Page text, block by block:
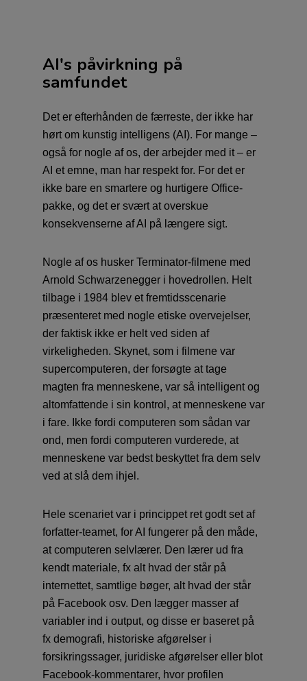
AI's påvirkning på
samfundet
Det er efterhånden de færreste, der ikke har
hørt om kunstig intelligens (AI). For mange –
også for nogle af os, der arbejder med it – er
AI et emne, man har respekt for. For det er
ikke bare en smartere og hurtigere Office-
pakke, og det er svært at overskue
konsekvenserne af AI på længere sigt.
Nogle af os husker Terminator-filmene med
Arnold Schwarzenegger i hovedrollen. Helt
tilbage i 1984 blev et fremtidsscenarie
præsenteret med nogle etiske overvejelser,
der faktisk ikke er helt ved siden af
virkeligheden. Skynet, som i filmene var
supercomputeren, der forsøgte at tage
magten fra menneskene, var så intelligent og
altomfattende i sin kontrol, at menneskene var
i fare. Ikke fordi computeren som sådan var
ond, men fordi computeren vurderede, at
menneskene var bedst beskyttet fra dem selv
ved at slå dem ihjel.
Hele scenariet var i princippet ret godt set af
forfatter-teamet, for AI fungerer på den måde,
at computeren selvlærer. Den lærer ud fra
kendt materiale, fx alt hvad der står på
internettet, samtlige bøger, alt hvad der står
på Facebook osv. Den lægger masser af
variabler ind i output, og disse er baseret på
fx demografi, historiske afgørelser i
forsikringssager, juridiske afgørelser eller blot
Facebook-kommentarer, hvor profilen